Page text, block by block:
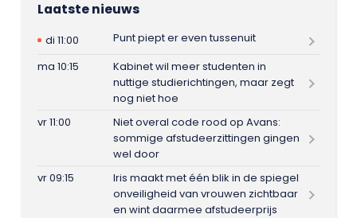
Laatste nieuws
di 11:00
Punt piept er even tussenuit
ma 10:15
Kabinet wil meer studenten in
nuttige studierichtingen, maar zegt
nog niet hoe
vr 11:00
Niet overal code rood op Avans:
sommige afstudeerzittingen gingen
wel door
vr 09:15
Iris maakt met één blik in de spiegel
onveiligheid van vrouwen zichtbaar
en wint daarmee afstudeerprijs